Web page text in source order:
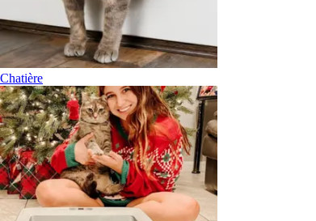
Chatière